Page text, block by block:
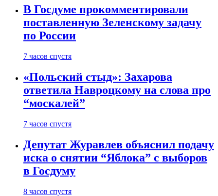
В Госдуме прокомментировали
поставленную Зеленскому задачу
по России
7 часов спустя
«Польский стыд»: Захарова
ответила Навроцкому на слова про
“москалей”
7 часов спустя
Депутат Журавлев объяснил подачу
иска о снятии “Яблока” с выборов
в Госдуму
8 часов спустя